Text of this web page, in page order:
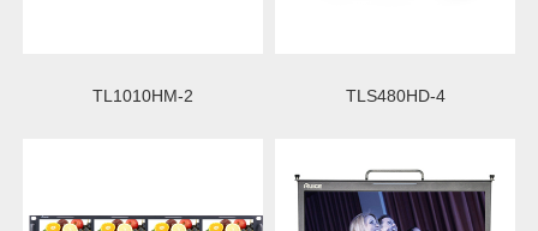
TL1010HM-2 TLS480HD-4